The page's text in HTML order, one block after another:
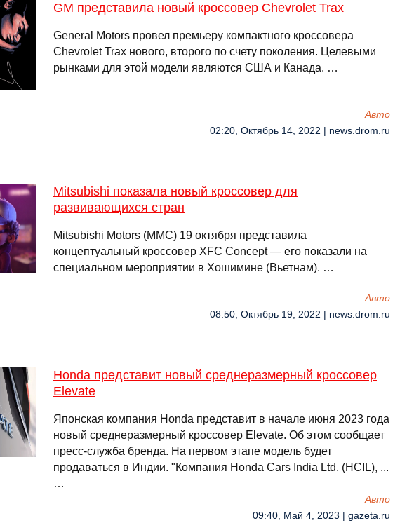
GM представила новый кроссовер Chevrolet Trax
General Motors провел премьеру компактного кроссовера
Chevrolet Trax нового, второго по счету поколения. Целевыми
рынками для этой модели являются США и Канада. …
Авто
02:20, Октябрь 14, 2022 | news.drom.ru
Mitsubishi показала новый кроссовер для
развивающихся стран
Mitsubishi Motors (MMC) 19 октября представила
концептуальный кроссовер XFC Concept — его показали на
специальном мероприятии в Хошимине (Вьетнам). …
Авто
08:50, Октябрь 19, 2022 | news.drom.ru
Hondа представит новый среднеразмерный кроссовер
Elevate
Японская компания Honda представит в начале июня 2023 года
новый среднеразмерный кроссовер Elevate. Об этом сообщает
пресс-служба бренда. На первом этапе модель будет
продаваться в Индии. "Компания Honda Cars India Ltd. (HCIL), ...
…
Авто
09:40, Май 4, 2023 | gazeta.ru